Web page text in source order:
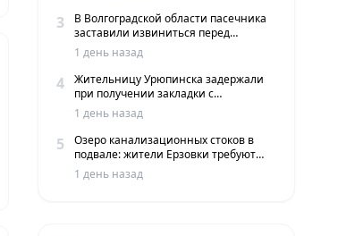
3
В Волгоградской области пасечника
заставили извиниться перед
жителями хутора
1 день назад
4
Жительницу Урюпинска задержали
при получении закладки с
мефедроном в Волгограде
1 день назад
5
Озеро канализационных стоков в
подвале: жители Ерзовки требуют
срочных мер
1 день назад